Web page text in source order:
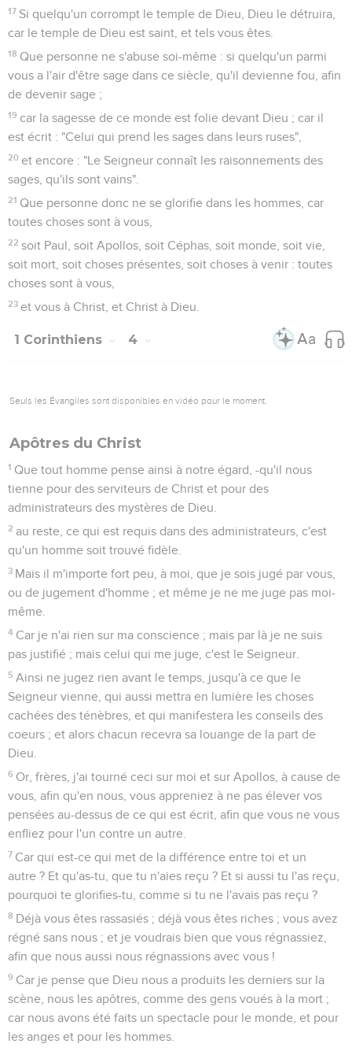
17 Si quelqu'un corrompt le temple de Dieu, Dieu le détruira,
car le temple de Dieu est saint, et tels vous êtes.
18 Que personne ne s'abuse soi-même : si quelqu'un parmi
vous a l'air d'être sage dans ce siècle, qu'il devienne fou, afin
de devenir sage ;
19 car la sagesse de ce monde est folie devant Dieu ; car il
est écrit : "Celui qui prend les sages dans leurs ruses",
20 et encore : "Le Seigneur connaît les raisonnements des
sages, qu'ils sont vains".
21 Que personne donc ne se glorifie dans les hommes, car
toutes choses sont à vous,
22 soit Paul, soit Apollos, soit Céphas, soit monde, soit vie,
soit mort, soit choses présentes, soit choses à venir : toutes
choses sont à vous,
23 et vous à Christ, et Christ à Dieu.
1 Corinthiens 4
Seuls les Évangiles sont disponibles en vidéo pour le moment.
Apôtres du Christ
1 Que tout homme pense ainsi à notre égard, -qu'il nous
tienne pour des serviteurs de Christ et pour des
administrateurs des mystères de Dieu.
2 au reste, ce qui est requis dans des administrateurs, c'est
qu'un homme soit trouvé fidèle.
3 Mais il m'importe fort peu, à moi, que je sois jugé par vous,
ou de jugement d'homme ; et même je ne me juge pas moi-
même.
4 Car je n'ai rien sur ma conscience ; mais par là je ne suis
pas justifié ; mais celui qui me juge, c'est le Seigneur.
5 Ainsi ne jugez rien avant le temps, jusqu'à ce que le
Seigneur vienne, qui aussi mettra en lumière les choses
cachées des ténèbres, et qui manifestera les conseils des
coeurs ; et alors chacun recevra sa louange de la part de
Dieu.
6 Or, frères, j'ai tourné ceci sur moi et sur Apollos, à cause de
vous, afin qu'en nous, vous appreniez à ne pas élever vos
pensées au-dessus de ce qui est écrit, afin que vous ne vous
enfliez pour l'un contre un autre.
7 Car qui est-ce qui met de la différence entre toi et un
autre ? Et qu'as-tu, que tu n'aies reçu ? Et si aussi tu l'as reçu,
pourquoi te glorifies-tu, comme si tu ne l'avais pas reçu ?
8 Déjà vous êtes rassasiés ; déjà vous êtes riches ; vous avez
régné sans nous ; et je voudrais bien que vous régnassiez,
afin que nous aussi nous régnassions avec vous !
9 Car je pense que Dieu nous a produits les derniers sur la
scène, nous les apôtres, comme des gens voués à la mort ;
car nous avons été faits un spectacle pour le monde, et pour
les anges et pour les hommes.